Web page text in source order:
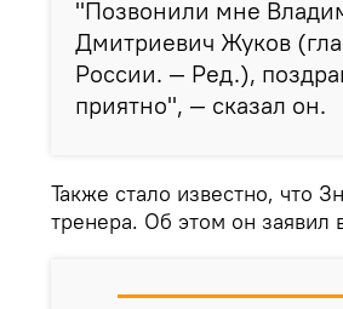
"Позвонили мне
Дмитриевич Жуков
России. — Ред.),
приятно", — сказал он.
Также стало известно, что
тренера. Об этом он